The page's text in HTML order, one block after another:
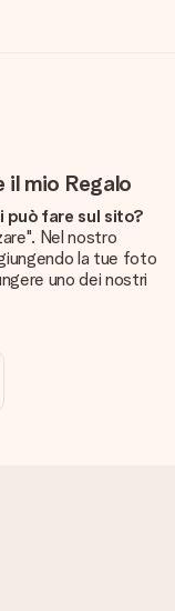
il mio Regalo
può fare sul sito?
Nel nostro
la tue foto
uno dei nostri
personalizzazione
al regalo che
per te!